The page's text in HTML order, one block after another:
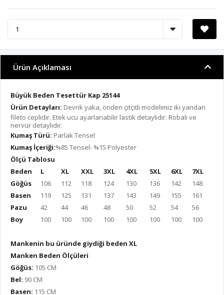
Ürün Açıklaması
Büyük Beden Tesettür Kap 25144
Ürün Detayları: Devrik yaka, önden çıtçıtlı modelimiz iki yandan
fileto ceplidir. Etek ucu ayarlanabilir lastik detaylıdır. Robalı ve
nervür detaylıdır.
Kumaş Türü: Parlak Tensel
Kumaş İçeriği:%85 Tensel- %15 Polyester
Ölçü Tablosu
Beden
L XL XXL 3XL 4XL 5XL 6XL
7XL
Göğüs
106 112 118 124 130 136 142
148
Basen
119 125 131 137 143 149 155
161
Pazu
42 44 46 48 50 52 54
56
Boy
100 100 100 100 100 100 100 100
Mankenin bu üründe giydiği beden XL
Manken Beden Ölçüleri
Göğüs: 105 CM
Bel: 90 CM
Basen: 115 CM